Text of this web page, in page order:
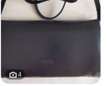
4